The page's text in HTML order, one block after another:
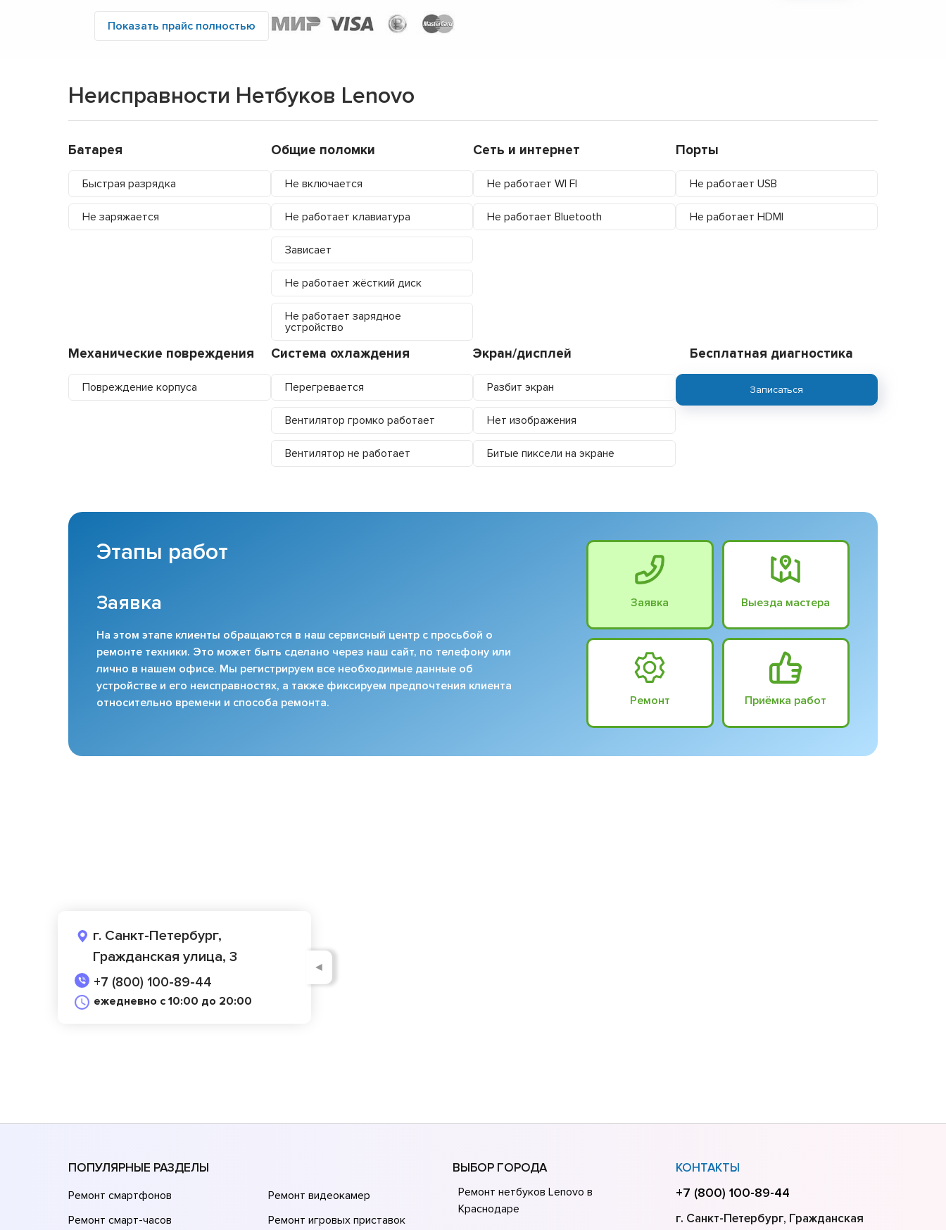
Показать прайс полностью
Неисправности Нетбуков Lenovo
Батарея
Быстрая разрядка
Не заряжается
Общие поломки
Не включается
Не работает клавиатура
Зависает
Не работает жёсткий диск
Не работает зарядное
устройство
Сеть и интернет
Не работает WI FI
Не работает Bluetooth
Порты
Не работает USB
Не работает HDMI
Механические повреждения
Повреждение корпуса
Система охлаждения
Перегревается
Вентилятор громко работает
Вентилятор не работает
Экран/дисплей
Разбит экран
Нет изображения
Битые пиксели на экране
Бесплатная диагностика
Записаться
Этапы работ
Заявка
На этом этапе клиенты обращаются в наш сервисный центр с просьбой о
ремонте техники. Это может быть сделано через наш сайт, по телефону или
лично в нашем офисе. Мы регистрируем все необходимые данные об
устройстве и его неисправностях, а также фиксируем предпочтения клиента
относительно времени и способа ремонта.
Заявка Выезда мастера
Ремонт Приёмка работ
г. Санкт-Петербург,
Гражданская улица, 3
+7 (800) 100-89-44
ежедневно с 10:00 до 20:00
◄
ПОПУЛЯРНЫЕ РАЗДЕЛЫ
Ремонт смартфонов
Ремонт смарт-часов
Ремонт видеокамер
Ремонт игровых приставок
ВЫБОР ГОРОДА
Ремонт нетбуков Lenovo в
Краснодаре
КОНТАКТЫ
+7 (800) 100-89-44
г. Санкт-Петербург, Гражданская